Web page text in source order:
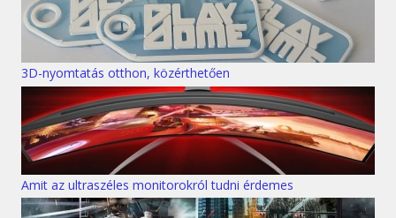
3D-nyomtatás otthon, közérthetően
Amit az ultraszéles monitorokról tudni érdemes